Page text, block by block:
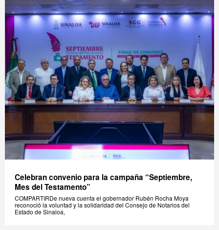
Celebran convenio para la campaña “Septiembre,
Mes del Testamento”
COMPARTIRDe nueva cuenta el gobernador Rubén Rocha Moya
reconoció la voluntad y la solidaridad del Consejo de Notarios del
Estado de Sinaloa,